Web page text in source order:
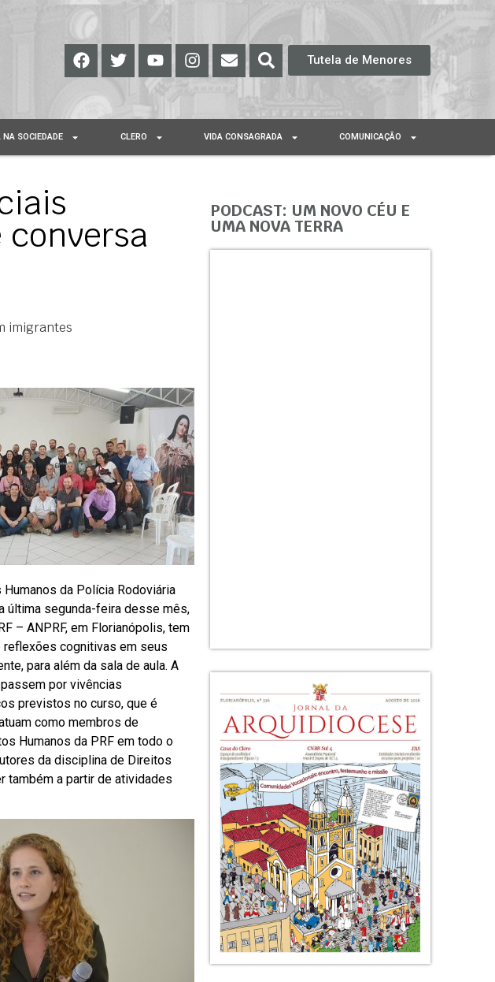
Tutela de Menores
NA SOCIEDADE CLERO VIDA CONSAGRADA COMUNICAÇÃO
imigrantes
da Polícia Rodoviária
última segunda-feira desse mês,
– ANPRF, em Florianópolis, tem
cognitivas em seus
para além da sala de aula. A
por vivências
previstos no curso, que é
como membros de
Humanos da PRF em todo o
da disciplina de Direitos
também a partir de atividades
PODCAST: UM NOVO CÉU E
UMA NOVA TERRA